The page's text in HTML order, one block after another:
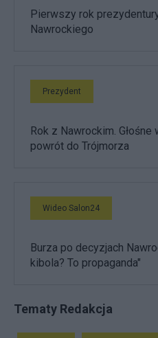
Pierwszy rok
Nawrockiego
Prezydent
Rok z Nawrockim.
powrót do Trójmorza
Wideo Salon24
Burza po decyzjach
kibola? To propaganda"
Tematy Redakcja